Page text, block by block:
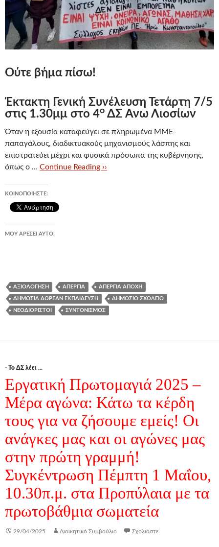
Ούτε βήμα πίσω!
Έκτακτη Γενική Συνέλευση Τετάρτη 7/5
στις 1.30μμ στο 4ο ΔΣ Άνω Λιοσίων
Όταν η εξουσία καταφεύγει σε πληρωμένα ΜΜΕ-
παπαγάλους, διαδικτυακούς μηχανισμούς λάσπης και
επιστρατεύει μέχρι και φυσικά πρόσωπα της κυβέρνησης,
όπως ο … Continue Reading ››
ΚΟΙΝΟΠΟΙΉΣΤΕ:
ΜΟΥ ΑΡΈΣΕΙ ΑΥΤΌ:
ΑΞΙΟΛΌΓΗΣΗ ΑΠΕΡΓΊΑ ΑΠΕΡΓΊΑ ΑΠΟΧΉ
ΔΗΜΌΣΙΑ ΔΩΡΕΆΝ ΕΚΠΑΊΔΕΥΣΗ ΔΗΜΌΣΙΟ ΣΧΟΛΕΊΟ
ΝΕΟΔΙΌΡΙΣΤΟΙ ΣΥΝΤΟΝΙΣΜΌΣ
- Το ΔΣ λέει ...
Εργατική Πρωτομαγιά 2025 –
Μέρα αγώνα: Κάτω τα κέρδη
τους για να ζήσουμε εμείς! Οι
ανάγκες μας και οι αγώνες μας
στην πρώτη γραμμή!
Συγκέντρωση Πέμπτη 1 Μαΐου,
10.30π.μ. στα Προπύλαια με τα
πρωτοβάθμια σωματεία
29/04/2025 Διοικητικό Συμβούλιο Σχολιάστε